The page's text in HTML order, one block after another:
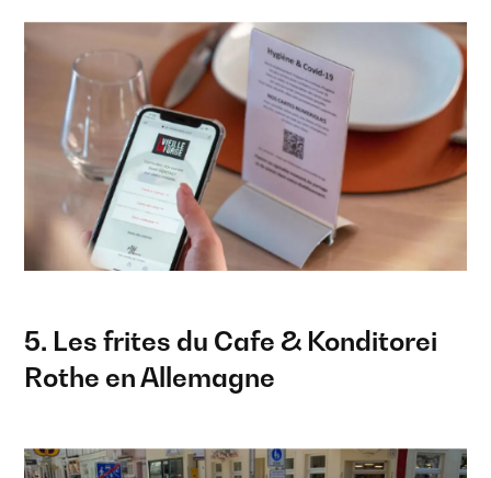
5. Les frites du Cafe & Konditorei
Rothe en Allemagne